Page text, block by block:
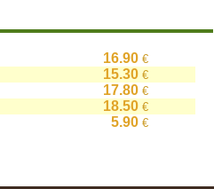
16.90€
15.30€
17.80€
18.50€
5.90€